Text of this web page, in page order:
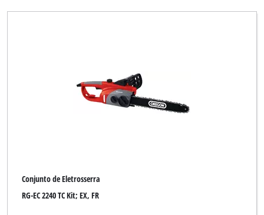
Conjunto de Eletrosserra
RG-EC 2240 TC Kit; EX, FR